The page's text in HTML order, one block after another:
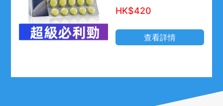
HK$420
查看詳情